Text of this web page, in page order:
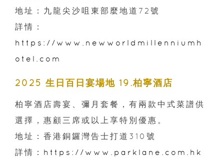
地址：九龍尖沙咀東部麼地道72號
詳情：
https://www.newworldmillenniumh
otel.com
2025 生日百日宴場地 19.柏寧酒店
柏寧酒店壽宴、彌月套餐，有兩款中式菜譜供
選擇，惠顧三席或以上享特別優惠。
地址：香港銅鑼灣告士打道310號
詳情： https://www.parklane.com.hk